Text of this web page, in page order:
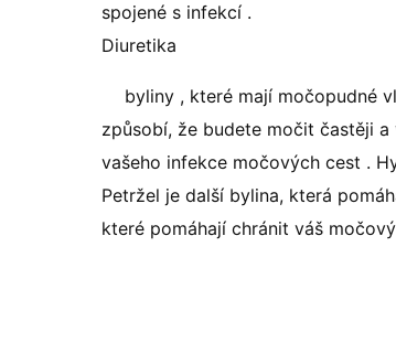
spojené s infekcí .
Diuretika
byliny , které mají močopudné
způsobí, že budete močit častěji
vašeho infekce močových cest .
Petržel je další bylina, která
které pomáhají chránit váš